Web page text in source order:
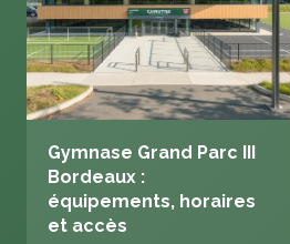
Gymnase Grand Parc III
Bordeaux :
équipements, horaires
et accès